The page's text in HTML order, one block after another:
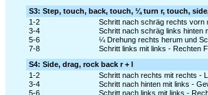
S3: Step, touch, back, touch, ¼ turn r, touch,
1-2
Schritt nach schräg rechts vorn
3-4
Schritt nach schräg links hinten
5-6
¼ Drehung rechts herum und
7-8
Schritt links mit links - Rechten
S4: Side, drag, rock back r + l
1-2
Schritt nach rechts mit rechts -
3-4
Schritt nach hinten mit links -
5-6
Schritt nach links mit links -